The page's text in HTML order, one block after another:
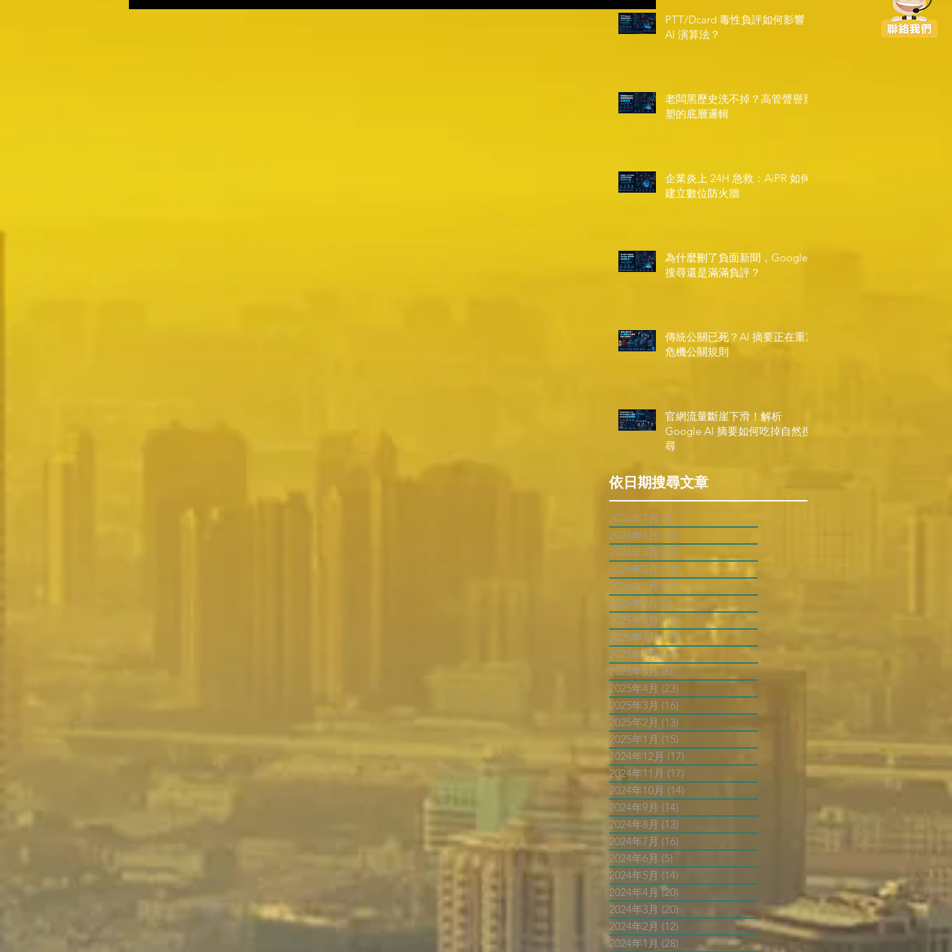
PTT/Dcard 毒性負評如何影響
AI 演算法？
老闆黑歷史洗不掉？高管聲譽重
塑的底層邏輯
企業炎上 24H 急救：AiPR 如何
建立數位防火牆
為什麼刪了負面新聞，Google
搜尋還是滿滿負評？
傳統公關已死？AI 摘要正在重寫
危機公關規則
官網流量斷崖下滑！解析
Google AI 摘要如何吃掉自然搜
尋
依日期搜尋文章
2026年7月 (3)
2026年6月 (10)
2026年5月 (23)
2026年3月 (12)
2026年1月 (12)
2025年9月 (2)
2025年8月 (14) 14 篇文章
2025年7月 (18)
2025年6月 (10)
2025年5月 (8)
2025年4月 (23)
2025年3月 (16)
2025年2月 (13)
2025年1月 (15)
2024年12月 (17)
2024年11月 (17)
2024年10月 (14)
2024年9月 (14)
2024年8月 (13)
2024年7月 (16)
2024年6月 (5)
2024年5月 (14)
2024年4月 (20)
2024年3月 (20)
2024年2月 (12)
2024年1月 (28) 28 篇文章